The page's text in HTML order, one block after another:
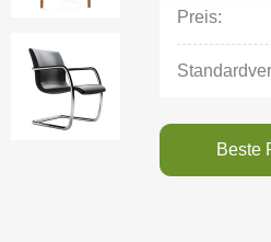
Preis:
Beste